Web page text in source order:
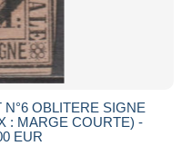
OBLITERE SIGNE
: MARGE COURTE) -
EUR